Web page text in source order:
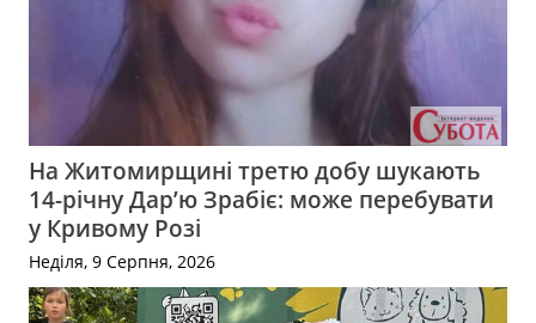
На Житомирщині третю добу шукають
14-річну Дар’ю Зрабіє: може перебувати
у Кривому Розі
Неділя, 9 Серпня, 2026